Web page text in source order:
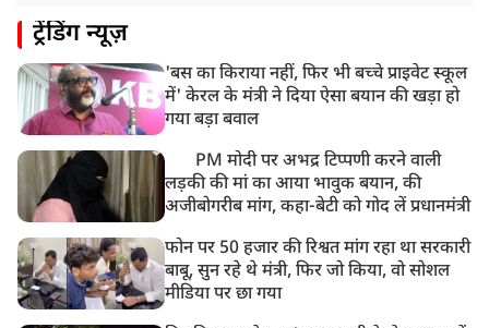
ट्रेंडिंग न्यूज़
'बस का किराया नहीं, फिर भी बच्चे प्राइवेट स्कूल
में' केरल के मंत्री ने दिया ऐसा बयान की खड़ा हो
गया बड़ा बवाल
PM मोदी पर अभद्र टिप्पणी करने वाली
लड़की की मां का आया भावुक बयान, की
अजीबोगरीब मांग, कहा-बेटी को गोद लें प्रधानमंत्री
फोन पर 50 हजार की रिश्वत मांग रहा था सरकारी
बाबू, सुन रहे थे मंत्री, फिर जो किया, वो सोशल
मीडिया पर छा गया